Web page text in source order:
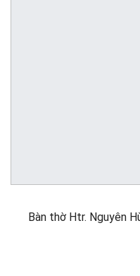
Bàn thờ Htr. Nguyên